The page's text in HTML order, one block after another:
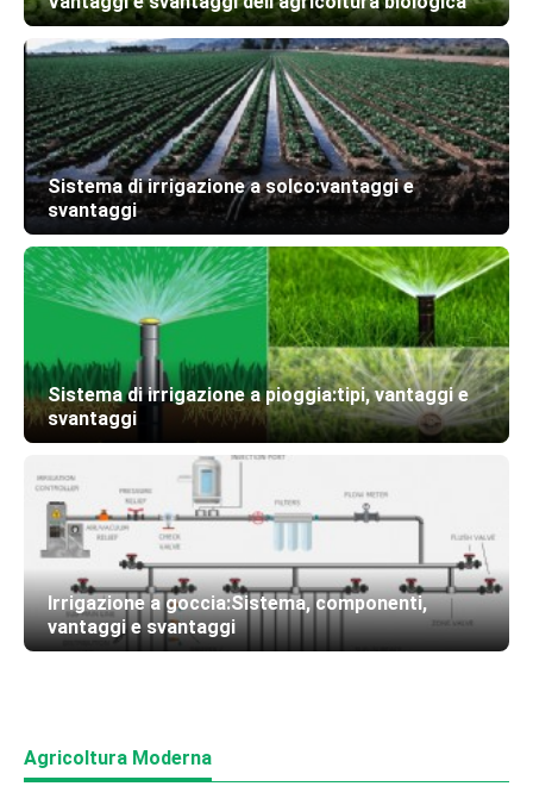
Sistema di irrigazione a solco:vantaggi e
svantaggi
Sistema di irrigazione a pioggia:tipi, vantaggi e
svantaggi
Irrigazione a goccia:Sistema, componenti,
vantaggi e svantaggi
Agricoltura Moderna